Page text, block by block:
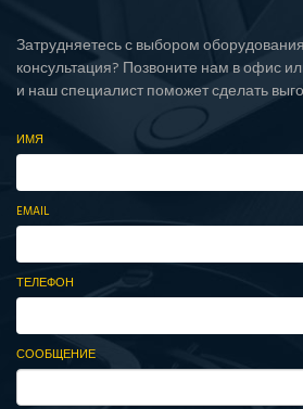
Затрудняетесь с выбором
консультация? Позвоните нам в офис
и наш специалист поможет сделать
ИМЯ
EMAIL
ТЕЛЕФОН
СООБЩЕНИЕ